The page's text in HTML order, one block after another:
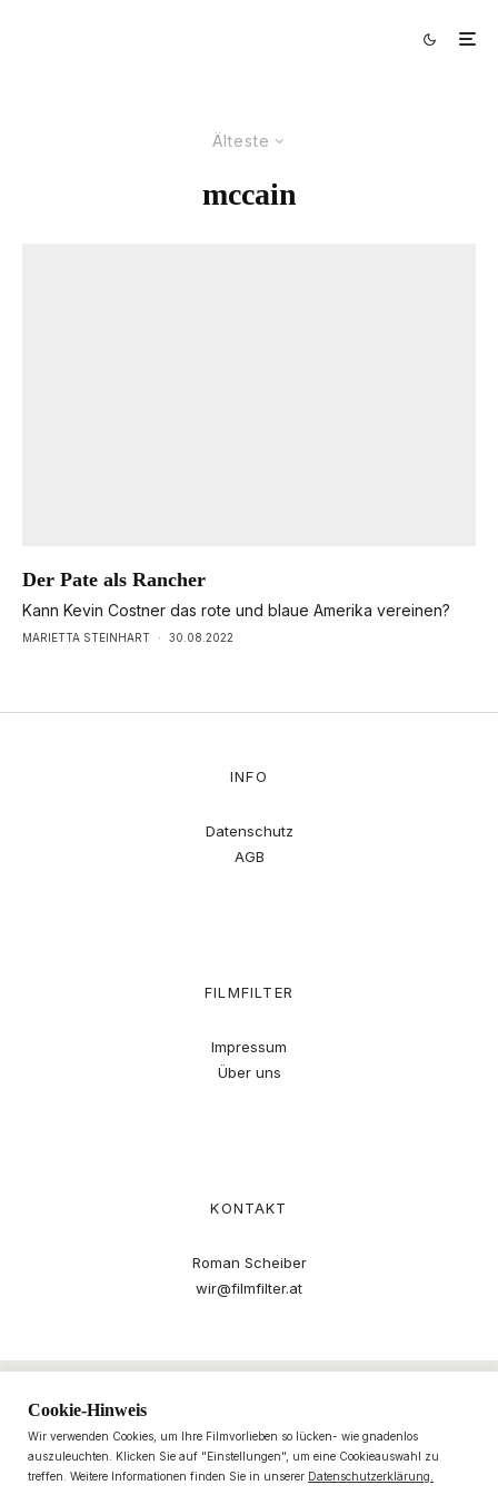
Älteste
mccain
Der Pate als Rancher
Kann Kevin Costner das rote und blaue Amerika vereinen?
MARIETTA STEINHART · 30.08.2022
INFO
Datenschutz
AGB
FILMFILTER
Impressum
Über uns
KONTAKT
Roman Scheiber
wir@filmfilter.at
Cookie-Hinweis
Wir verwenden Cookies, um Ihre Filmvorlieben so lücken- wie gnadenlos
auszuleuchten. Klicken Sie auf "Einstellungen", um eine Cookieauswahl zu
treffen. Weitere Informationen finden Sie in unserer Datenschutzerklärung.